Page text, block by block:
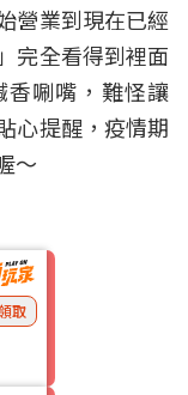
營業到現在已經
完全看得到裡面
香唰嘴，難怪讓
心提醒，疫情期
～
取